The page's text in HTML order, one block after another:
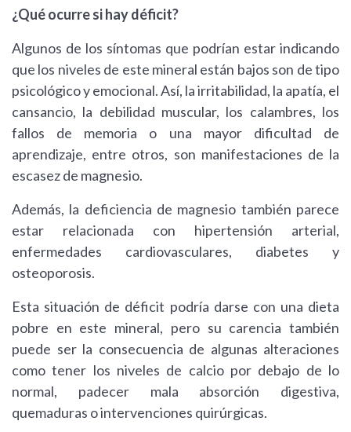
¿Qué ocurre si hay déficit?
Algunos de los síntomas que podrían estar indicando
que los niveles de este mineral están bajos son de tipo
psicológico y emocional. Así, la irritabilidad, la apatía, el
cansancio, la debilidad muscular, los calambres, los
fallos de memoria o una mayor dificultad de
aprendizaje, entre otros, son manifestaciones de la
escasez de magnesio.
Además, la deficiencia de magnesio también parece
estar relacionada con hipertensión arterial,
enfermedades cardiovasculares, diabetes y
osteoporosis.
Esta situación de déficit podría darse con una dieta
pobre en este mineral, pero su carencia también
puede ser la consecuencia de algunas alteraciones
como tener los niveles de calcio por debajo de lo
normal, padecer mala absorción digestiva,
quemaduras o intervenciones quirúrgicas.